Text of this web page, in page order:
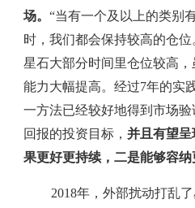
场。“当有一个及以上的类别
时，我们都会保持较高的仓位
星石大部分时间里仓位较高
能力大幅提高。经过7年的实
一方法已经较好地得到市场
回报的投资目标，并且有望
果更好更持续，二是能够容
2018年，外部扰动打乱